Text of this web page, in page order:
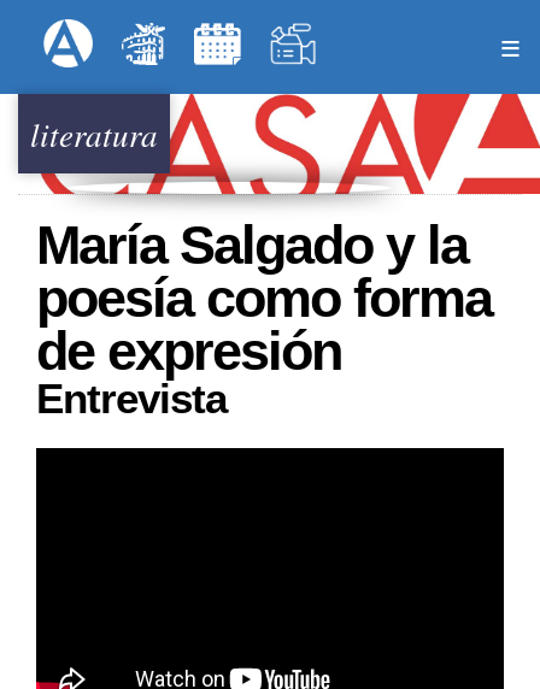
al
principal
Menú Superior
literatura
María Salgado y la
poesía como forma
de expresión
Entrevista